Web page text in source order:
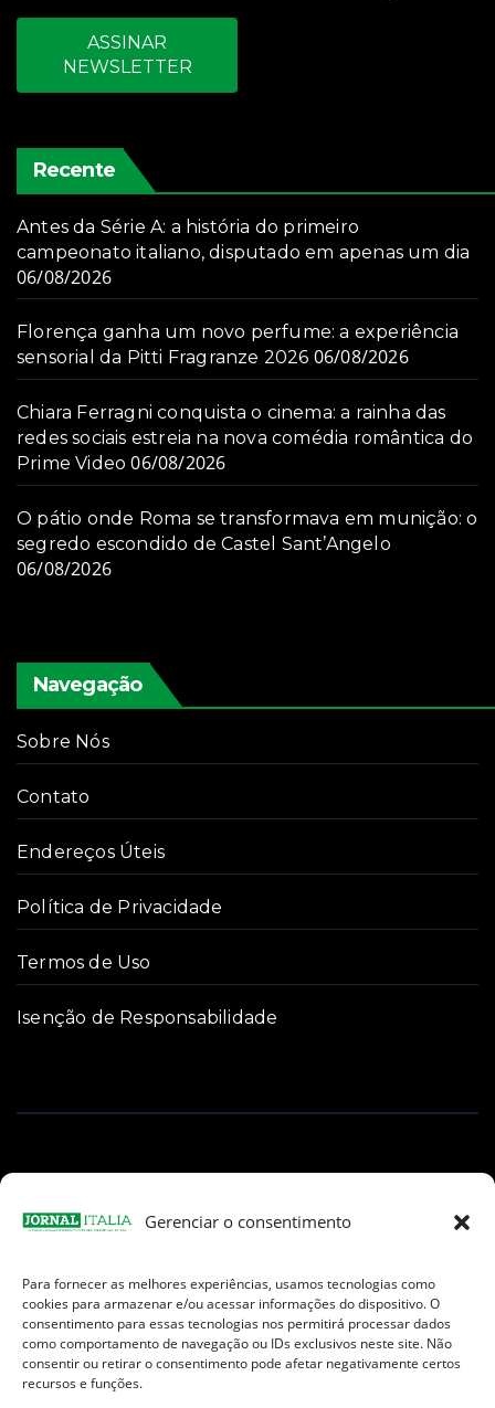
Gerenciar o consentimento
Para fornecer as melhores experiências, usamos tecnologias como
cookies para armazenar e/ou acessar informações do dispositivo. O
consentimento para essas tecnologias nos permitirá processar dados
como comportamento de navegação ou IDs exclusivos neste site. Não
consentir ou retirar o consentimento pode afetar negativamente certos
recursos e funções.
ASSINAR
NEWSLETTER
Recente
Antes da Série A: a história do primeiro
campeonato italiano, disputado em apenas um dia
06/08/2026
Florença ganha um novo perfume: a experiência
sensorial da Pitti Fragranze 2026 06/08/2026
Chiara Ferragni conquista o cinema: a rainha das
redes sociais estreia na nova comédia romântica do
Prime Video 06/08/2026
O pátio onde Roma se transformava em munição: o
segredo escondido de Castel Sant’Angelo
06/08/2026
Navegação
Sobre Nós
Contato
Endereços Úteis
Política de Privacidade
Termos de Uso
Isenção de Responsabilidade
Facebook
Instagram
TikTokYoutube
E-
mail